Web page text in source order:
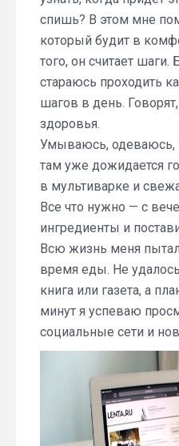
спишь? В этом мне
который будит в
того, он считает шаги.
стараюсь проходить
шагов в день.
здоровья.
Умываюсь, одеваюсь,
там уже дожидается
в мультиварке и
Все что нужно — с
ингредиенты и
Всю жизнь меня
время еды. Не
книга или газета, а
минут я успеваю
социальные сети и